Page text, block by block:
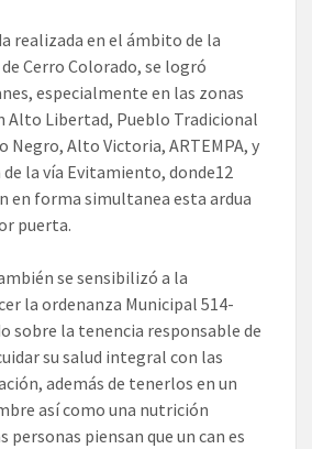
realizada en el ámbito de la
Cerro Colorado, se logró
especialmente en las zonas
Alto Libertad, Pueblo Tradicional
Negro, Alto Victoria, ARTEMPA, y
la vía Evitamiento, donde12
en forma simultanea esta ardua
puerta.
se sensibilizó a la
la ordenanza Municipal 514-
sobre la tenencia responsable de
su salud integral con las
además de tenerlos en un
así como una nutrición
personas piensan que un can es